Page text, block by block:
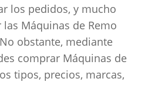
los pedidos, y mucho
Máquinas de Remo
obstante, mediante
comprar Máquinas de
tipos, precios, marcas,